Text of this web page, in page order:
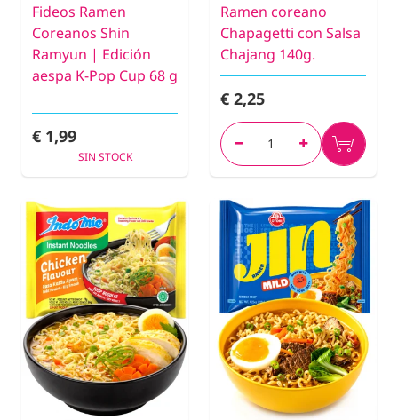
Fideos Ramen
Coreanos Shin
Ramyun | Edición
aespa K-Pop Cup 68 g
€ 1,99
SIN STOCK
Ramen coreano
Chapagetti con Salsa
Chajang 140g.
€ 2,25